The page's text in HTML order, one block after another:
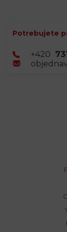
Potrebujete
+420